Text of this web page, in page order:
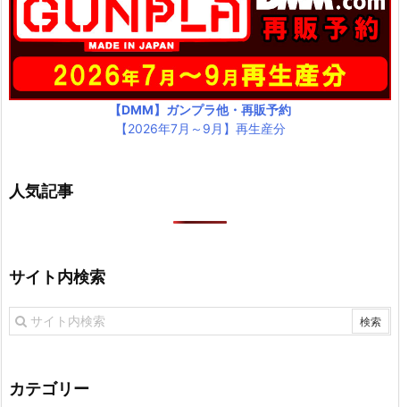
【DMM】ガンプラ他・再販予約
【2026年7月～9月】再生産分
人気記事
サイト内検索
カテゴリー